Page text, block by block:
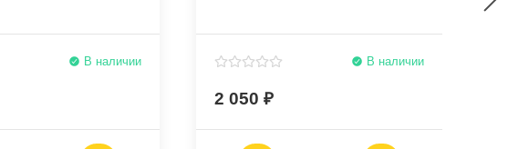
В наличии В наличии
2 050